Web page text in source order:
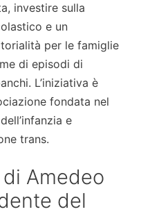
investire sulla
e un
per le famiglie
di episodi di
L’iniziativa è
fondata nel
e
trans.
Amedeo
del